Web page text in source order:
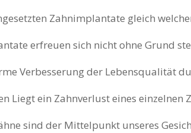
Zahnimplantate gleich
erfreuen sich nicht ohne Grund
Verbesserung der Lebensqualität
Liegt ein Zahnverlust eines einzelnen
sind der Mittelpunkt unseres